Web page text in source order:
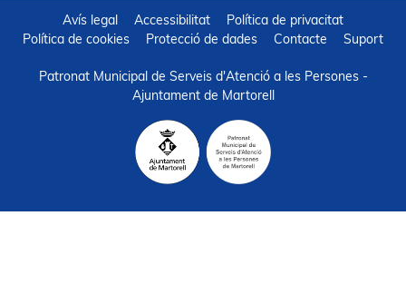
Avís legal Accessibilitat
Política de privacitat
Política de cookies
Protecció de dades Contacte Suport
Patronat Municipal de Serveis d'Atenció a les Persones -
Ajuntament de Martorell